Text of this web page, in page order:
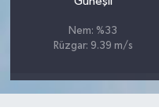
Nem: %33
Rüzgar: 9.39 m/s